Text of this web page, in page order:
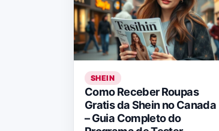
SHEIN
Como Receber Roupas
Gratis da Shein no Canada
– Guia Completo do